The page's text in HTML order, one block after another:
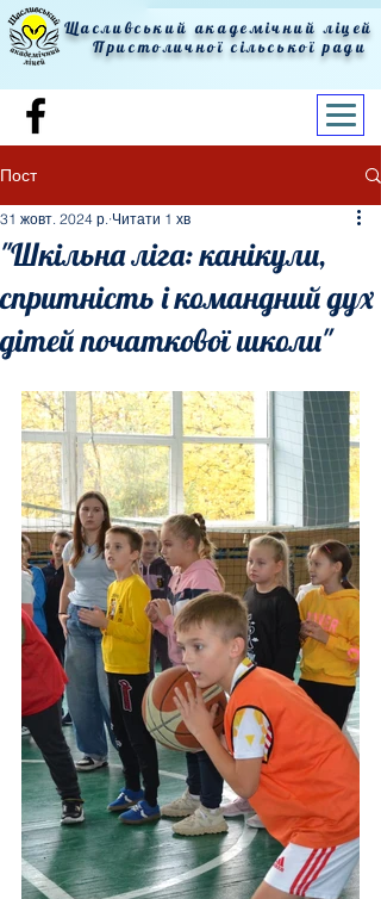
Щасливський академічний ліцей
Пристоличної сільської ради
Пост
"Шкільна ліга: канікули,
спритність і командний дух
дітей початкової школи"
31 жовт. 2024 р. Читати 1 хв